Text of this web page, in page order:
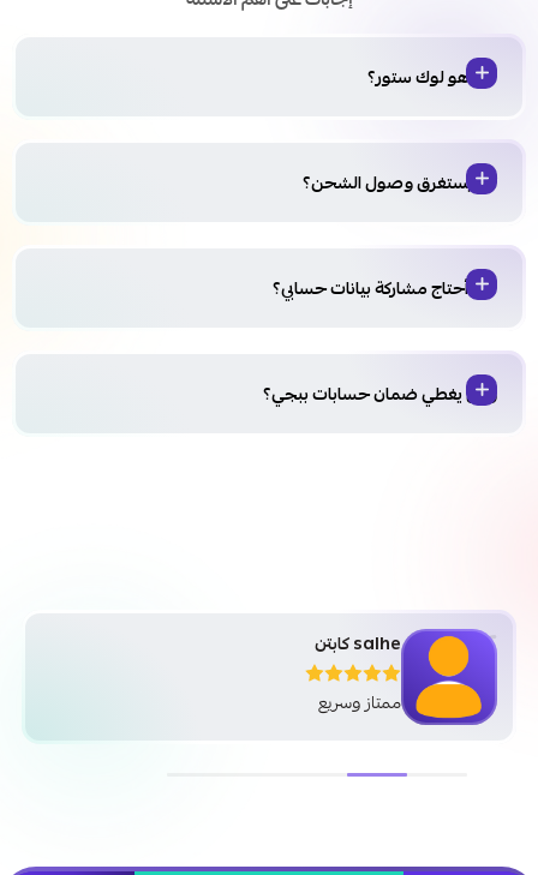
من هو لوك ستور؟
كم يستغرق وصول الشحن؟
هل أحتاج مشاركة بيانات حسابي؟
وش يغطي ضمان حسابات ببجي؟
salhe كابتن
ممتاز وسريع